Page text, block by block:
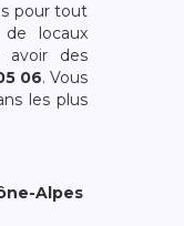
pour tout
locaux
avoir des
06. Vous
les plus
Alpes